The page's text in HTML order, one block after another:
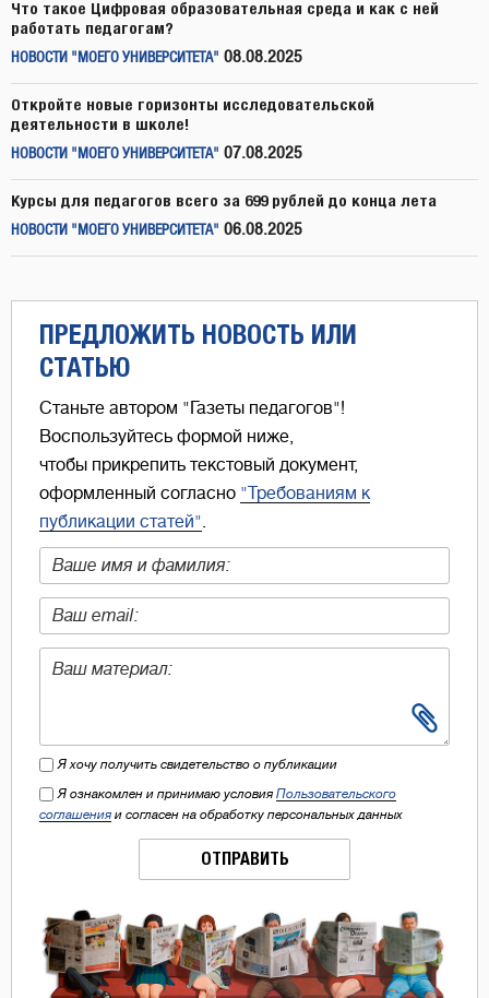
Что такое Цифровая образовательная среда и как с ней
работать педагогам?
НОВОСТИ "МОЕГО УНИВЕРСИТЕТА" 08.08.2025
Откройте новые горизонты исследовательской
деятельности в школе!
НОВОСТИ "МОЕГО УНИВЕРСИТЕТА" 07.08.2025
Курсы для педагогов всего за 699 рублей до конца лета
НОВОСТИ "МОЕГО УНИВЕРСИТЕТА" 06.08.2025
ПРЕДЛОЖИТЬ НОВОСТЬ ИЛИ
СТАТЬЮ
Станьте автором "Газеты педагогов"!
Воспользуйтесь формой ниже,
чтобы прикрепить текстовый документ,
оформленный согласно "Требованиям к
публикации статей"
Я хочу получить свидетельство о публикации
Я ознакомлен и принимаю условия Пользовательского
соглашения и согласен на обработку персональных данных
ОТПРАВИТЬ